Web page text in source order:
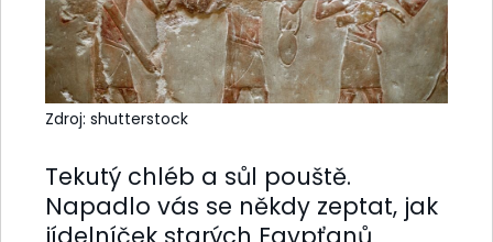
Zdroj: shutterstock
Tekutý chléb a sůl pouště.
Napadlo vás se někdy zeptat, jak
jídelníček starých Egypťanů